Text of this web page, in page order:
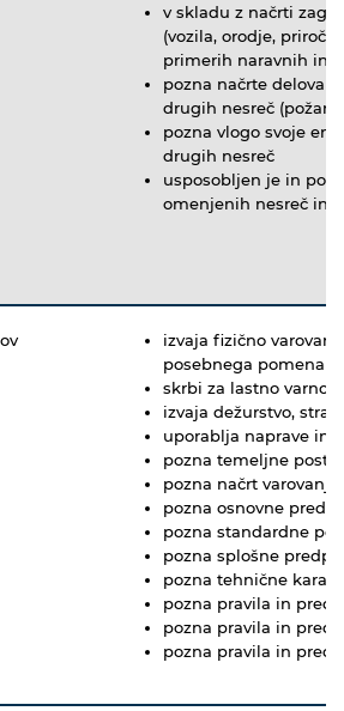
v skladu z načrti
(vozila, orodje,
primerih naravnih in
pozna načrte
drugih nesreč (požar,
pozna vlogo svoje
drugih nesreč
usposobljen je in
omenjenih nesreč in
izvaja fizično
posebnega pomena
skrbi za lastno
izvaja dežurstvo,
uporablja naprave in
pozna temeljne
pozna načrt
pozna osnovne
pozna standardne
pozna splošne
pozna tehnične
pozna pravila in
pozna pravila in
pozna pravila in